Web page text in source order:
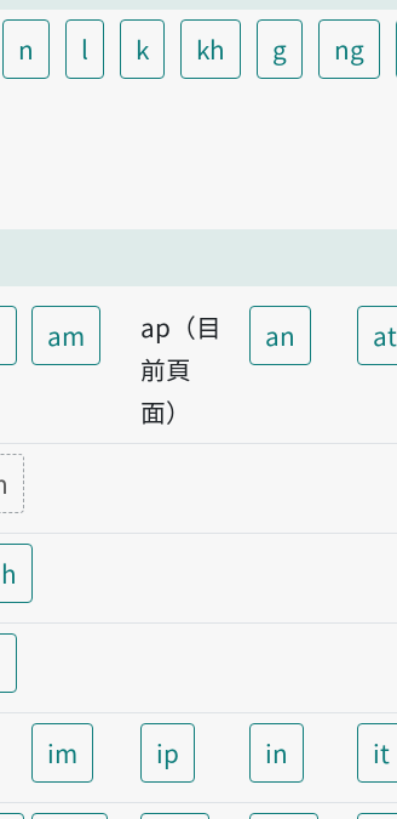
n l k kh g ng
am
ap（目
前頁
面）
an at
im ip in it